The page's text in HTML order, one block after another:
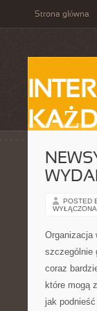
Strona główna
POSTED
WYŁĄCZONA
Organizacja
szczególnie
coraz
które mogą
jak